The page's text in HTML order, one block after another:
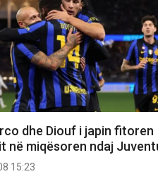
dhe Diouf i japin fitoren
në miqësoren ndaj
15:23